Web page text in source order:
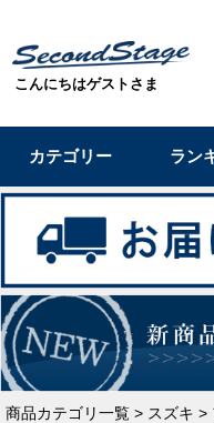
こんにちはゲストさま
カテゴリー ラン
商品カテゴリ一覧 > スズキ >